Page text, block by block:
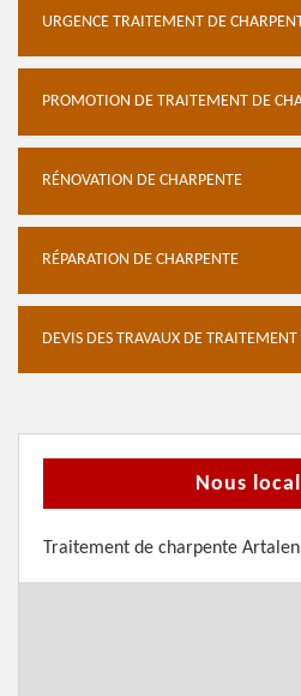
URGENCE TRAITEMENT DE
PROMOTION DE TRAITEMENT DE
RÉNOVATION DE CHARPENTE
RÉPARATION DE CHARPENTE
DEVIS DES TRAVAUX DE
Nous
Traitement de charpente